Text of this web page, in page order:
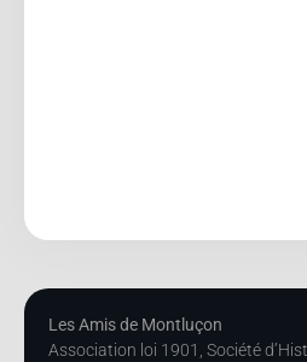
Les Amis de Montluçon
Association loi 1901, Société